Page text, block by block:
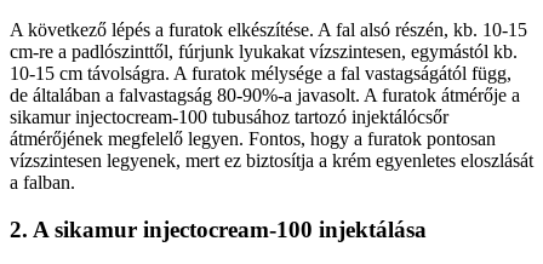
A következő lépés a furatok elkészítése. A fal alsó részén, kb. 10-15
cm-re a padlószinttől, fúrjunk lyukakat vízszintesen, egymástól kb.
10-15 cm távolságra. A furatok mélysége a fal vastagságától függ,
de általában a falvastagság 80-90%-a javasolt. A furatok átmérője a
sikamur injectocream-100 tubusához tartozó injektálócsőr
átmérőjének megfelelő legyen. Fontos, hogy a furatok pontosan
vízszintesen legyenek, mert ez biztosítja a krém egyenletes eloszlását
a falban.
2. A sikamur injectocream-100 injektálása